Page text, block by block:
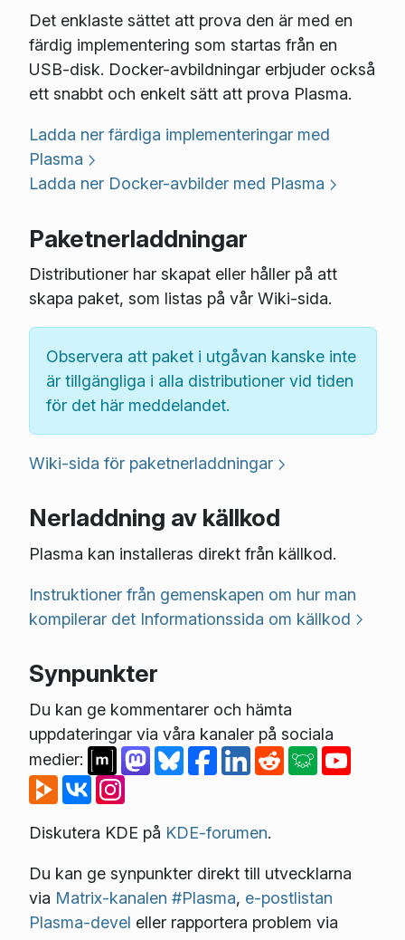
Det enklaste sättet att prova den är med en
färdig implementering som startas från en
USB-disk. Docker-avbildningar erbjuder också
ett snabbt och enkelt sätt att prova Plasma.
Ladda ner färdiga implementeringar med
Plasma
Ladda ner Docker-avbilder med Plasma
Paketnerladdningar
Distributioner har skapat eller håller på att
skapa paket, som listas på vår Wiki-sida.
Observera att paket i utgåvan kanske inte
är tillgängliga i alla distributioner vid tiden
för det här meddelandet.
Wiki-sida för paketnerladdningar
Nerladdning av källkod
Plasma kan installeras direkt från källkod.
Instruktioner från gemenskapen om hur man
kompilerar det Informationssida om källkod
Synpunkter
Du kan ge kommentarer och hämta
uppdateringar via våra kanaler på sociala
medier:
Diskutera KDE på KDE-forumen.
Du kan ge synpunkter direkt till utvecklarna
via Matrix-kanalen #Plasma, e-postlistan
Plasma-devel eller rapportera problem via